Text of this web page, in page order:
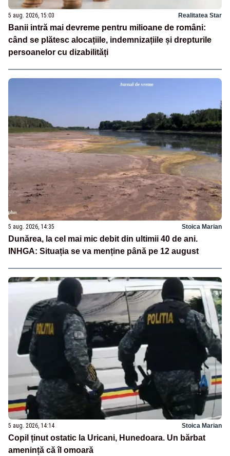
5 aug. 2026, 15:03 Realitatea Star
Banii intră mai devreme pentru milioane de români:
când se plătesc alocațiile, indemnizațiile și drepturile
persoanelor cu dizabilități
5 aug. 2026, 14:35 Stoica Marian
Dunărea, la cel mai mic debit din ultimii 40 de ani.
INHGA: Situația se va menține până pe 12 august
5 aug. 2026, 14:14 Stoica Marian
Copil ținut ostatic la Uricani, Hunedoara. Un bărbat
amenință că îl omoară